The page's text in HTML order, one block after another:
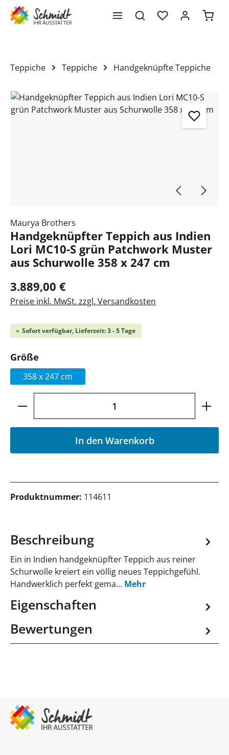
springen
Teppiche Teppiche Handgeknüpfte Teppiche
Bildergalerie überspringen
Maurya Brothers
Handgeknüpfter Teppich aus Indien
Lori MC10-S grün Patchwork Muster
aus Schurwolle 358 x 247 cm
3.889,00 €
Preise inkl. MwSt. zzgl. Versandkosten
Sofort verfügbar, Lieferzeit: 3 - 5 Tage
Größe
358 x 247 cm
Produkt Anzahl: Gib den gewünschten
In den Warenkorb
Produktnummer: 114611
Beschreibung
Ein in Indien handgeknüpfter Teppich aus reiner
Schurwolle kreiert ein völlig neues Teppichgefühl.
Handwerklich perfekt gema… Mehr
Eigenschaften
Bewertungen